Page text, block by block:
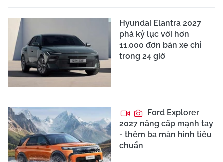
Hyundai Elantra 2027
phá kỷ lục với hơn
11.000 đơn bán xe chỉ
trong 24 giờ
Ford Explorer
2027 nâng cấp mạnh tay
- thêm ba màn hình tiêu
chuẩn